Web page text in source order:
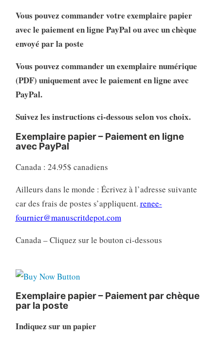
Vous pouvez commander votre exemplaire papier
avec le paiement en ligne PayPal ou avec un chèque
envoyé par la poste
Vous pouvez commander un exemplaire numérique
(PDF) uniquement avec le paiement en ligne avec
PayPal.
Suivez les instructions ci-dessous selon vos choix.
Exemplaire papier – Paiement en ligne
avec PayPal
Canada : 24.95$ canadiens
Ailleurs dans le monde : Écrivez à l’adresse suivante
car des frais de postes s’appliquent. renee-
fournier@manuscritdepot.com
Canada – Cliquez sur le bouton ci-dessous
Exemplaire papier – Paiement par chèque
par la poste
Indiquez sur un papier